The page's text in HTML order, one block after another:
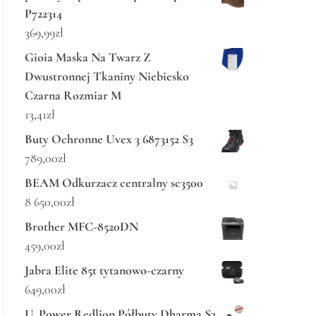
P722314
369,99zł
Gioia Maska Na Twarz Z
Dwustronnej Tkaniny Niebiesko
Czarna Rozmiar M
13,41zł
Buty Ochronne Uvex 3 6873152 S3
789,00zł
BEAM Odkurzacz centralny sc3500
8 650,00zł
Brother MFC-8520DN
459,00zł
Jabra Elite 85t tytanowo-czarny
649,00zł